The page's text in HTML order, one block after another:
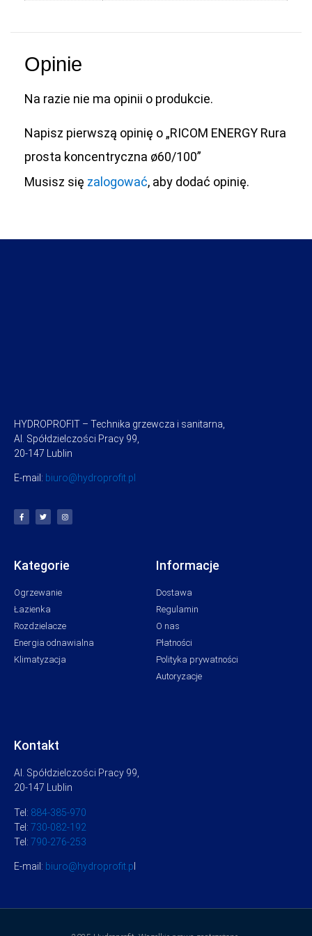
Opinie
Na razie nie ma opinii o produkcie.
Napisz pierwszą opinię o „RICOM ENERGY Rura
prosta koncentryczna ø60/100”
Musisz się zalogować, aby dodać opinię.
HYDROPROFIT – Technika grzewcza i sanitarna,
Al. Spółdzielczości Pracy 99,
20-147 Lublin
E-mail: biuro@hydroprofit.pl
Kategorie
Ogrzewanie
Łazienka
Rozdzielacze
Energia odnawialna
Klimatyzacja
Informacje
Dostawa
Regulamin
O nas
Płatności
Polityka prywatności
Autoryzacje
Kontakt
Al. Spółdzielczości Pracy 99,
20-147 Lublin
Tel: 884-385-970
Tel: 730-082-192
Tel: 790-276-253
E-mail: biuro@hydroprofit.p